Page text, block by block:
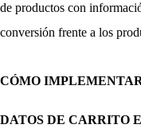
de productos con
conversión frente a los
CÓMO
DATOS DE CARRITO